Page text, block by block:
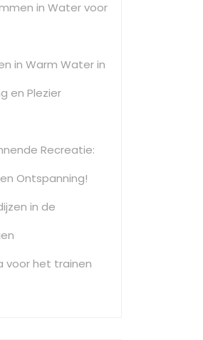
in Water voor
in Warm Water in
en Plezier
Recreatie:
Ontspanning!
in de
voor het trainen